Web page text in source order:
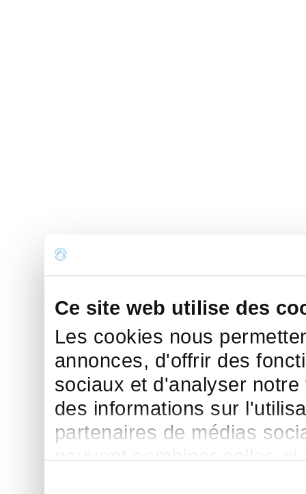
Ce site web utilise des
Les cookies nous
annonces, d'offrir des
sociaux et d'analyser
des informations sur
partenaires de médias